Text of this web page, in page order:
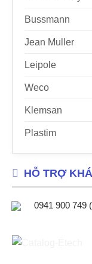
Bussmann
Jean Muller
Leipole
Weco
Klemsan
Plastim
HỖ TRỢ
0941 900 749